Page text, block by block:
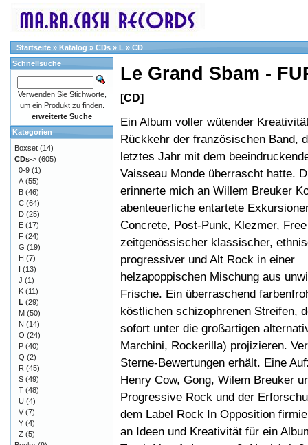
Startseite » Katalog » CDs » L » CD
Le Grand Sbam -
[CD]
Ein Album voller wütender
Rückkehr der französischen Band,
letztes Jahr mit dem
Vaisseau Monde überrascht hatte.
erinnerte mich an Willem Breuker
abenteuerliche entartete
Concrete, Post-Punk, Klezmer,
zeitgenössischer klassischer,
progressiver und Alt Rock in einer
helzapoppischen Mischung aus
Frische. Ein überraschend
köstlichen schizophrenen Streifen,
sofort unter die großartigen
Marchini, Rockerilla) projizieren.
Sterne-Bewertungen erhält. Eine
Henry Cow, Gong, Wilem Breuker
Progressive Rock und der
dem Label Rock In Opposition
an Ideen und Kreativität für ein
Schnellsuche
Verwenden Sie Stichworte,
um ein Produkt zu finden.
erweiterte Suche
Kategorien
Boxset (14)
CDs-> (605)
0-9 (1)
A (55)
B (46)
C (64)
D (25)
E (17)
F (24)
G (19)
H (7)
I (13)
J (1)
K (11)
L (29)
M (50)
N (14)
O (24)
P (40)
Q (2)
R (45)
S (49)
T (48)
U (4)
V (7)
Y (4)
Z (5)